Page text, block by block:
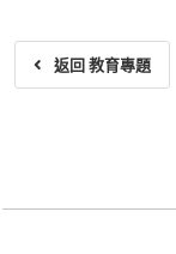
返回 教育專題